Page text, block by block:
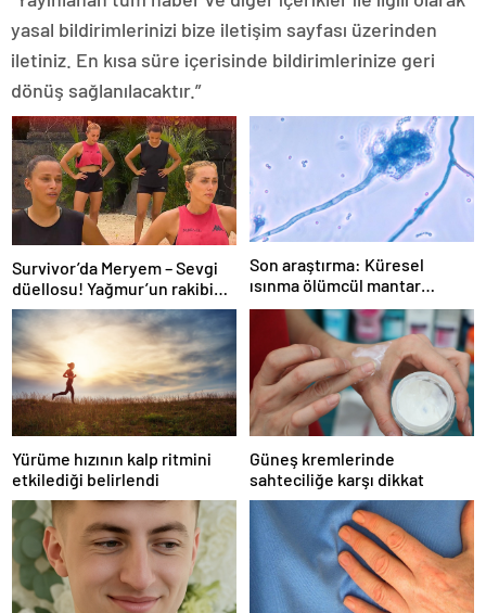
yasal bildirimlerinizi bize iletişim sayfası üzerinden
iletiniz. En kısa süre içerisinde bildirimlerinize geri
dönüş sağlanılacaktır.”
Survivor’da Meryem – Sevgi
düellosu! Yağmur’un rakibi
belli oldu
Son araştırma: Küresel
ısınma ölümcül mantar
hastalığını yayabilir
Yürüme hızının kalp ritmini
etkilediği belirlendi
Güneş kremlerinde
sahteciliğe karşı dikkat